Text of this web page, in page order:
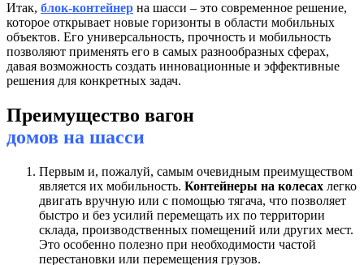
Итак, блок-контейнер на шасси – это современное решение,
которое открывает новые горизонты в области мобильных
объектов. Его универсальность, прочность и мобильность
позволяют применять его в самых разнообразных сферах,
давая возможность создать инновационные и эффективные
решения для конкретных задач.
Преимущество вагон
домов на шасси
Первым и, пожалуй, самым очевидным преимуществом
является их мобильность. Контейнеры на колесах легко
двигать вручную или с помощью тягача, что позволяет
быстро и без усилий перемещать их по территории
склада, производственных помещений или других мест.
Это особенно полезно при необходимости частой
перестановки или перемещения грузов.